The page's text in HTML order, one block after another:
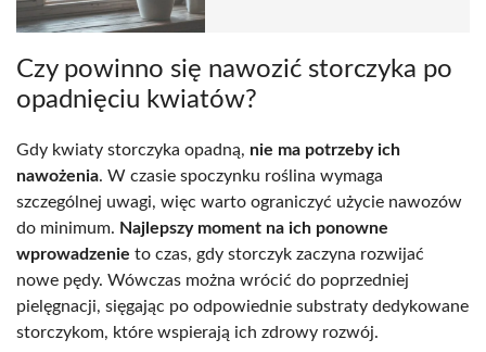
Czy powinno się nawozić storczyka po
opadnięciu kwiatów?
Gdy kwiaty storczyka opadną, nie ma potrzeby ich
nawożenia. W czasie spoczynku roślina wymaga
szczególnej uwagi, więc warto ograniczyć użycie nawozów
do minimum. Najlepszy moment na ich ponowne
wprowadzenie to czas, gdy storczyk zaczyna rozwijać
nowe pędy. Wówczas można wrócić do poprzedniej
pielęgnacji, sięgając po odpowiednie substraty dedykowane
storczykom, które wspierają ich zdrowy rozwój.